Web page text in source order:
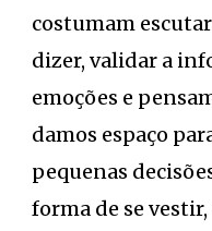
costumam
dizer, validar a
emoções e
damos espaço
pequenas
forma de se